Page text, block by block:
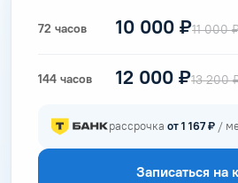
72 часов 10 000 ₽11 000
144 часов 12 000 ₽13 200
рассрочка от 1 167 ₽ /
Записаться на